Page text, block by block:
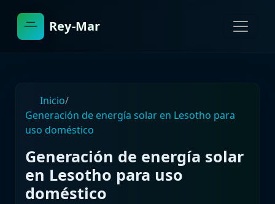
Rey-Mar
Inicio/
Generación de energía solar en Lesotho para
uso doméstico
Generación de energía solar
en Lesotho para uso
doméstico